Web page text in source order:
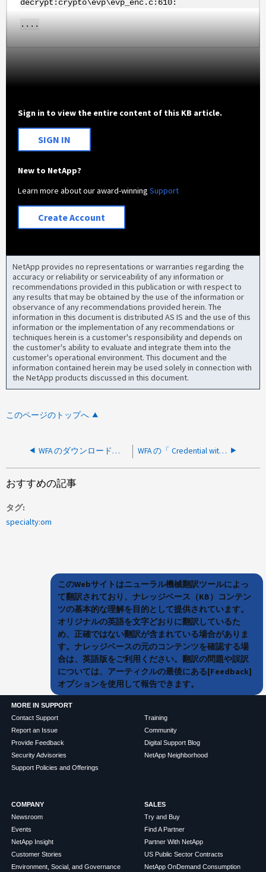
decrypt:crypto\evp\evp_enc.c:610:
....
Sign in to view the entire content of this KB article.
SIGN IN
New to NetApp?
Learn more about our award-winningSupport
Create Account
NetApp provides no representations or warranties regarding the
accuracy or reliability or serviceability of any information or
recommendations provided in this publication or with respect to
any results that may be obtained by the use of the information or
observance of any recommendations provided herein. The
information in this document is distributed AS IS and the use of this
information or the implementation of any recommendations or
techniques herein is a customer's responsibility and depends on
the customer's ability to evaluate and integrate them into the
customer's operational environment. This document and the
information contained herein may be used solely in connection with
the NetApp products discussed in this document.
このページのトップへ
WFA のダウンロードログが利用できません。エラー「 404 - Page not found 」が表示されます。 WFA の「 Credential with expired certificate is not testable 」というエラーメッセージは、のときに表示されます クラスタを追加しようとしています
おすすめの記事
タグ
specialty:om
このWebサイトはニューラル機械翻訳ツールによっ
て翻訳されており、ナレッジベース（KB）コンテン
ツの基本的な理解を目的として提供されています。
オリジナルの英語を文字どおりに翻訳しているた
め、正確ではない翻訳が含まれている場合がありま
す。ナレッジベースの元のコンテンツを確認する場
合は、英語版をご利用ください。翻訳の問題や誤訳
については、アーティクルの最後にある[Feedback]
オプションを使用して報告できます。
MORE IN SUPPORT
Contact Support
Report an Issue
Provide Feedback
Security Advisories
Support Policies and Offerings
Training
Community
Digital Support Blog
NetApp Neighborhood
COMPANY
Newsroom
Events
NetApp Insight
Customer Stories
Environment, Social, and Governance
SALES
Try and Buy
Find A Partner
Partner With NetApp
US Public Sector Contracts
NetApp OnDemand Consumption